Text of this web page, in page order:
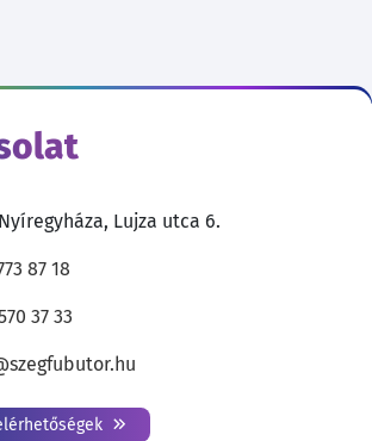
Lujza utca 6.
87 18
37 33